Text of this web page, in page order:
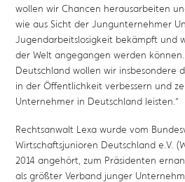
wollen wir Chancen herausarbeiten
wie aus Sicht der Jungunternehmer
Jugendarbeitslosigkeit bekämpft und
der Welt angegangen werden
Deutschland wollen wir insbesondere
in der Öffentlichkeit verbessern und
Unternehmer in Deutschland leisten.“
Rechtsanwalt Lexa wurde vom
Wirtschaftsjunioren Deutschland e.V.
2014 angehört, zum Präsidenten
als größter Verband junger